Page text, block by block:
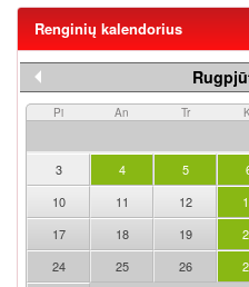
Renginių kalendorius
Pi An Tr
3
4 5
10
11 12
17
18 19
24
25 26